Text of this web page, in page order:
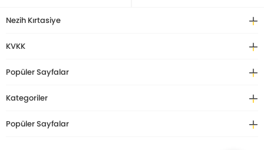
Nezih Kırtasiye
KVKK
Popüler Sayfalar
Kategoriler
Popüler Sayfalar